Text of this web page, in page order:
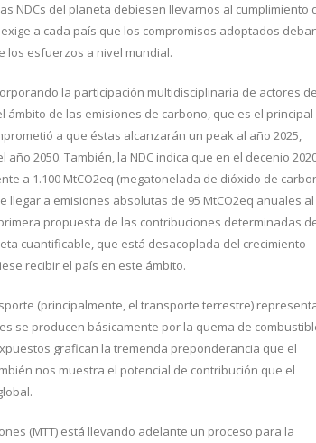
NDCs del planeta debiesen llevarnos al cumplimiento
a cada país que los compromisos adoptados
los esfuerzos a nivel mundial.
la participación multidisciplinaria de actores
ámbito de las emisiones de carbono, que es el principal
a que éstas alcanzarán un peak al año 2025,
2050. También, la NDC indica que en el decenio
a 1.100 MtCO2eq (megatonelada de dióxido de
a emisiones absolutas de 95 MtCO2eq anuales al
propuesta de las contribuciones determinadas
cuantificable, que está desacoplada del crecimiento
recibir el país en este ámbito.
(principalmente, el transporte terrestre)
se producen básicamente por la quema de
grafican la tremenda preponderancia que el
nos muestra el potencial de contribución que el
(MTT) está llevando adelante un proceso para la